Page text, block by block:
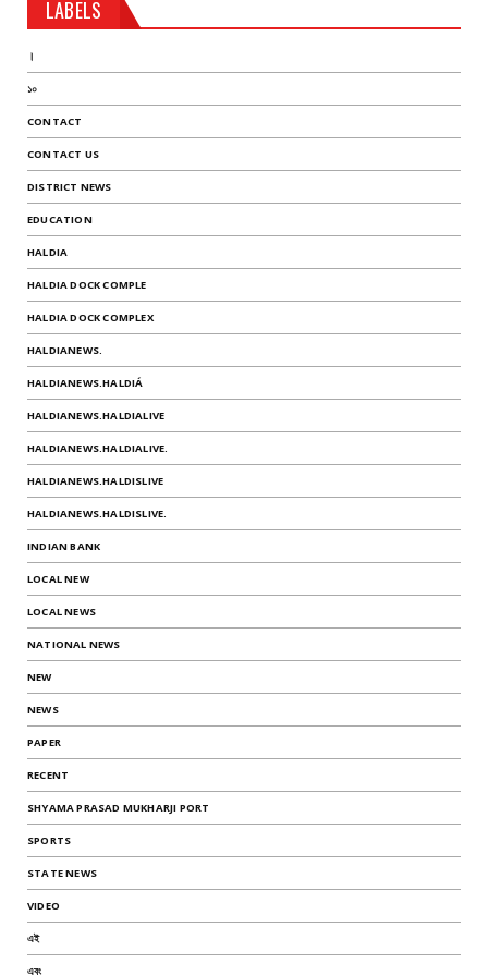
LABELS
।
১০
CONTACT
CONTACT US
DISTRICT NEWS
EDUCATION
HALDIA
HALDIA DOCK COMPLE
HALDIA DOCK COMPLEX
HALDIANEWS.
HALDIANEWS.HALDIÁ
HALDIANEWS.HALDIALIVE
HALDIANEWS.HALDIALIVE.
HALDIANEWS.HALDISLIVE
HALDIANEWS.HALDISLIVE.
INDIAN BANK
LOCAL NEW
LOCAL NEWS
NATIONAL NEWS
NEW
NEWS
PAPER
RECENT
SHYAMA PRASAD MUKHARJI PORT
SPORTS
STATE NEWS
VIDEO
এই
এবং